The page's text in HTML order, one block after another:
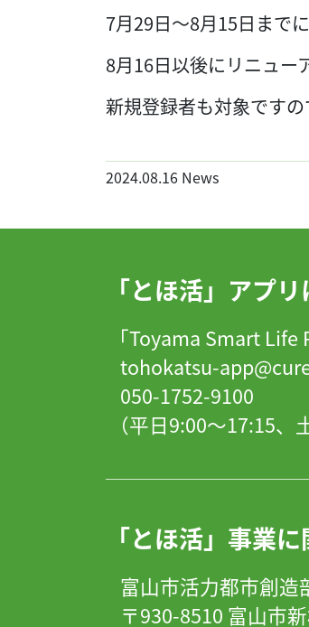
7月29日～8月15日まで
8月16日以後にリニュー
新規登録者も対象です
2024.08.16 News
「とほ活」アプ
「Toyama Smart
tohokatsu-
050-1752-9100
（平日9:00～17:15
「とほ活」事業
富山市活力都市創造
〒930-8510 富山市